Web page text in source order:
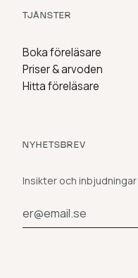
TJÄNSTER
Boka föreläsare
Priser & arvoden
Hitta föreläsare
NYHETSBREV
Insikter och